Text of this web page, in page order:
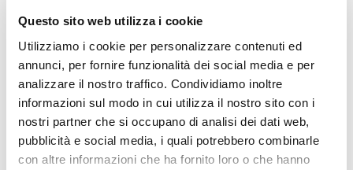
Questo sito web utilizza i cookie
Utilizziamo i cookie per personalizzare contenuti ed
annunci, per fornire funzionalità dei social media e per
analizzare il nostro traffico. Condividiamo inoltre
informazioni sul modo in cui utilizza il nostro sito con i
nostri partner che si occupano di analisi dei dati web,
pubblicità e social media, i quali potrebbero combinarle
con altre informazioni che ha fornito loro o che hanno
Opaco
Spessore Anta
5 mm
Materiale Profilo
Alluminio
Colore Profilo
Cromo
CODICE: WAL-C
Pannello doccia 4 vie in
ottone cromato con
doccino - Walker
€ 207,00
CODICE: RK128B
Piatto doccia 120x80 cm
ultraslim riducibile bianco
effetto pietra - Rok
€ 101,00